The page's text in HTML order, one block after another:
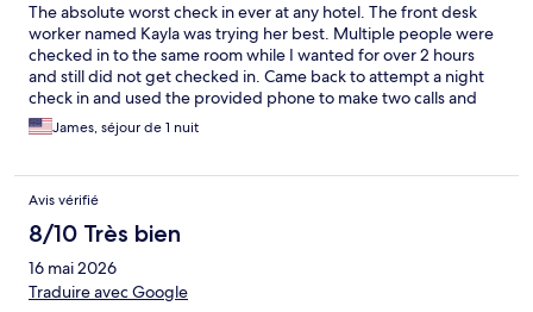
The absolute worst check in ever at any hotel. The front desk
worker named Kayla was trying her best. Multiple people were
checked in to the same room while I wanted for over 2 hours
and still did not get checked in. Came back to attempt a night
check in and used the provided phone to make two calls and
received no response. The absolute worst experience ever, this
brand is off my list of places I’ll ever try to stay at, and I would
Maybe that’s the best option. As for staying here - just don’t.
James, séjour de 1 nuit
Avis vérifié
8/10 Très bien
16 mai 2026
Traduire avec Google